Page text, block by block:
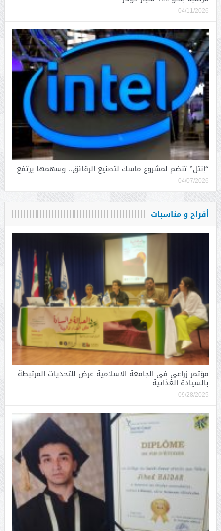
04/11/2026
“إنتل” تنضم لمشروع ماسك لتصنيع الرقائق.. وسهمها يرتفع
04/07/2026
أفراح و مناسبات
مؤتمر زراعي في الجامعة الاسلامية عرض للتحديات المرتبطة
بالسيادة الغذائية
09/28/2025